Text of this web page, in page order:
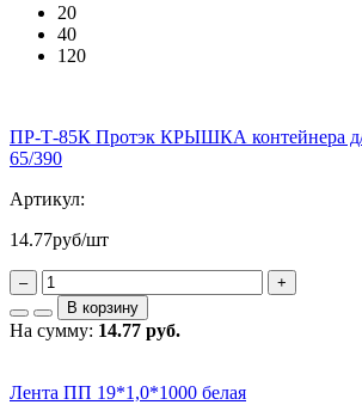
20
40
120
ПР-Т-85К Протэк КРЫШКА контейнера
65/390
Артикул:
14.77руб/шт
–
+
В корзину
На сумму: 14.77 руб.
Лента ПП 19*1,0*1000 белая